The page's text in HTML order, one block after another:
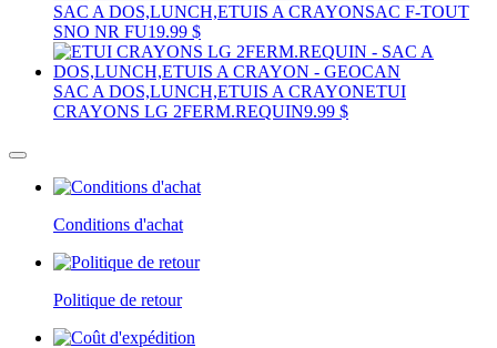
SAC A DOS,LUNCH,ETUIS A CRAYONSAC F-TOUT
SNO NR FU19.99 $
SAC A DOS,LUNCH,ETUIS A CRAYONETUI
CRAYONS LG 2FERM.REQUIN9.99 $
Conditions d'achat
Politique de retour